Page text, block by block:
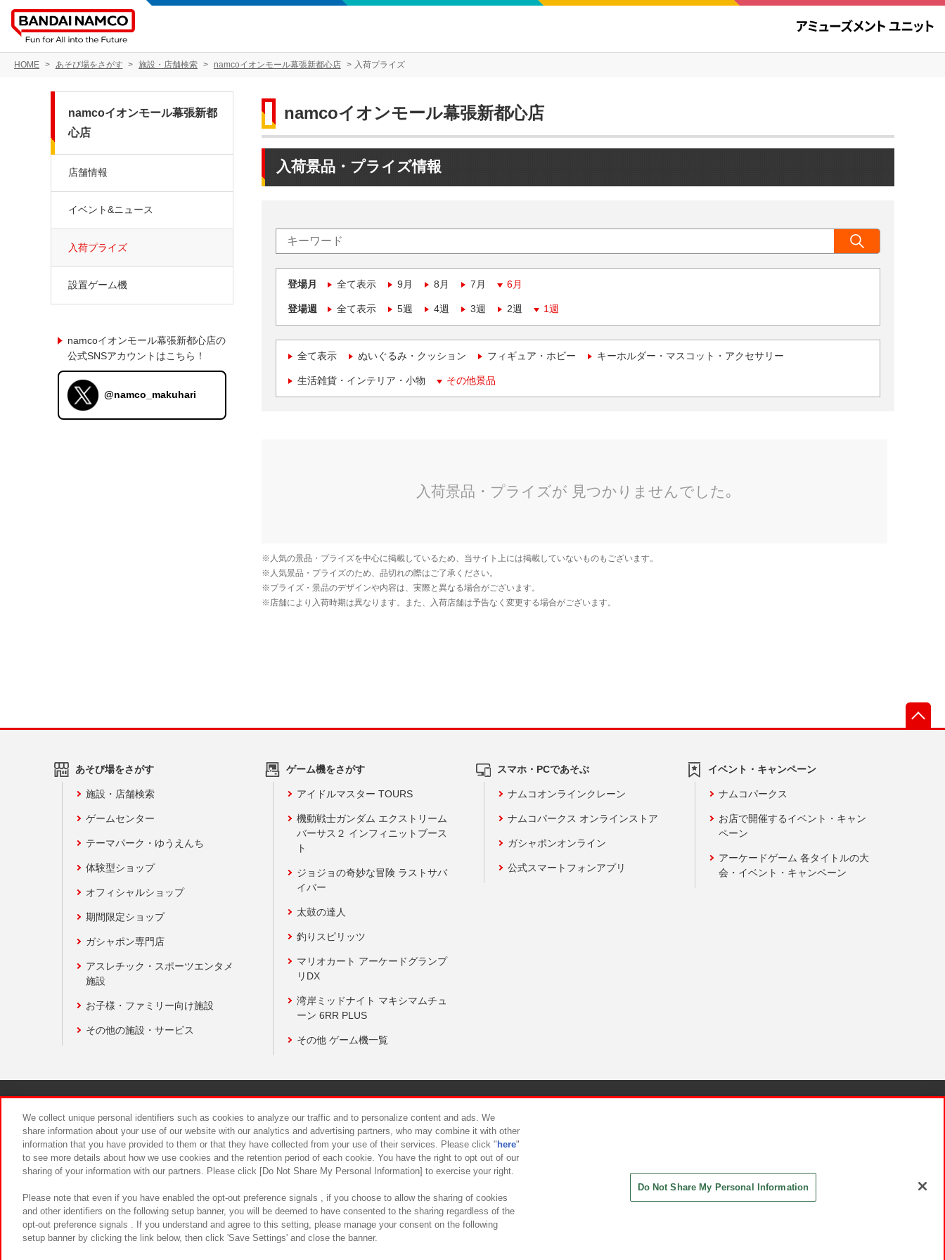
HOME あそび場をさがす 施設・店舗検索 namcoイオンモール幕張新都心店 入荷プライズ
namcoイオンモール幕張新都心店
入荷景品・プライズ情報
登場月 全て表示 9月 8月 7月 6月
登場週 全て表示 5週 4週 3週 2週 1週
全て表示 ぬいぐるみ・クッション フィギュア・ホビー キーホルダー・マスコット・アクセサリー
生活雑貨・インテリア・小物 その他景品
namcoイオンモール幕張新都
心店
店舗情報
イベント&ニュース
入荷プライズ
設置ゲーム機
namcoイオンモール幕張新都心店の
公式SNSアカウントはこちら！
@namco_makuhari
あそび場をさがす
施設・店舗検索
ゲームセンター
テーマパーク・ゆうえんち
体験型ショップ
オフィシャルショップ
期間限定ショップ
ガシャポン専門店
アスレチック・スポーツエンタメ
施設
お子様・ファミリー向け施設
その他の施設・サービス
ゲーム機をさがす
アイドルマスター TOURS
機動戦士ガンダム エクストリーム
バーサス２ インフィニットブース
ト
ジョジョの奇妙な冒険 ラストサバ
イバー
太鼓の達人
釣りスピリッツ
マリオカート アーケードグランプ
リDX
湾岸ミッドナイト マキシマムチュ
ーン 6RR PLUS
その他 ゲーム機一覧
スマホ・PCであそぶ
ナムコオンラインクレーン
ナムコパークス オンラインストア
ガシャポンオンライン
公式スマートフォンアプリ
イベント・キャンペーン
ナムコパークス
お店で開催するイベント・キャン
ペーン
アーケードゲーム 各タイトルの大
会・イベント・キャンペーン
食品のご提供について カスタマーハラスメント対応方針
We collect unique personal identifiers such as cookies to analyze our traffic and to personalize content and ads. We
share information about your use of our website with our analytics and advertising partners, who may combine it with other
information that you have provided to them or that they have collected from your use of their services. Please click " here"
to see more details about how we use cookies and the retention period of each cookie. You have the right to opt out of our
sharing of your information with our partners. Please click [Do Not Share My Personal Information] to exercise your right.
Please note that even if you have enabled the opt-out preference signals , if you choose to allow the sharing of cookies
and other identifiers on the following setup banner, you will be deemed to have consented to the sharing regardless of the
opt-out preference signals . If you understand and agree to this setting, please manage your consent on the following
setup banner by clicking the link below, then click 'Save Settings' and close the banner.
Do Not Share My Personal Information